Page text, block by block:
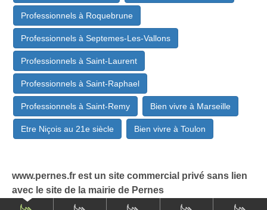
Professionnels à Roquebrune
Professionnels à Septemes-Les-Vallons
Professionnels à Saint-Laurent
Professionnels à Saint-Raphael
Professionnels à Saint-Remy Bien vivre à Marseille
Etre Niçois au 21e siècle Bien vivre à Toulon
www.pernes.fr est un site commercial privé sans lien
avec le site de la mairie de Pernes